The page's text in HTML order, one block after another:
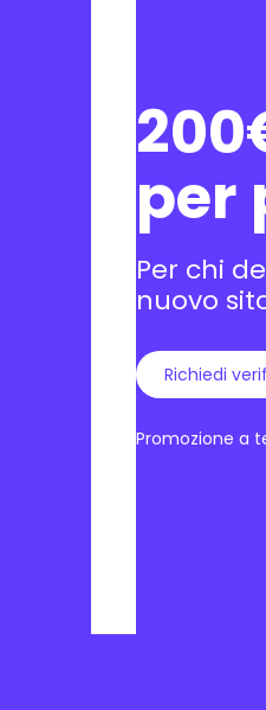
per
Per chi
nuovo
Promozione a
Richiedi